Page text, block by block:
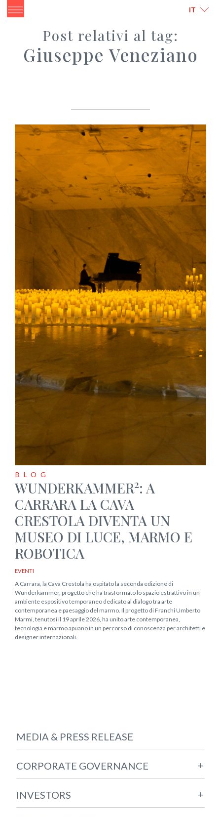
IT
Post relativi al tag:
Giuseppe Veneziano
BLOG
WUNDERKAMMER2: A
CARRARA LA CAVA
CRESTOLA DIVENTA UN
MUSEO DI LUCE, MARMO E
ROBOTICA
EVENTI
A Carrara, la Cava Crestola ha ospitato la seconda edizione di
Wunderkammer, progetto che ha trasformato lo spazio estrattivo in un
ambiente espositivo temporaneo dedicato al dialogo tra arte
contemporanea e paesaggio del marmo. Il progetto di Franchi Umberto
Marmi, tenutosi il 19 aprile 2026, ha unito arte contemporanea,
tecnologia e marmo apuano in un percorso di conoscenza per architetti e
designer internazionali.
MEDIA & PRESS RELEASE
CORPORATE GOVERNANCE +
INVESTORS +